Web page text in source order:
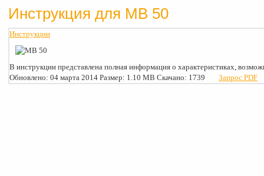
Инструкция для MB 50
Инструкции
В инструкции представлена полная информация о характеристиках,
Обновлено: 04 марта 2014 Размер: 1.10 MB Скачано: 1739 Запрос PDF